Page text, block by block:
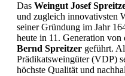
Das Weingut Josef
und zugleich innovativsten
seiner Gründung im Jahr
heute in 11. Generation von
Bernd Spreitzer geführt.
Prädikatsweingüter (VDP)
höchste Qualität und